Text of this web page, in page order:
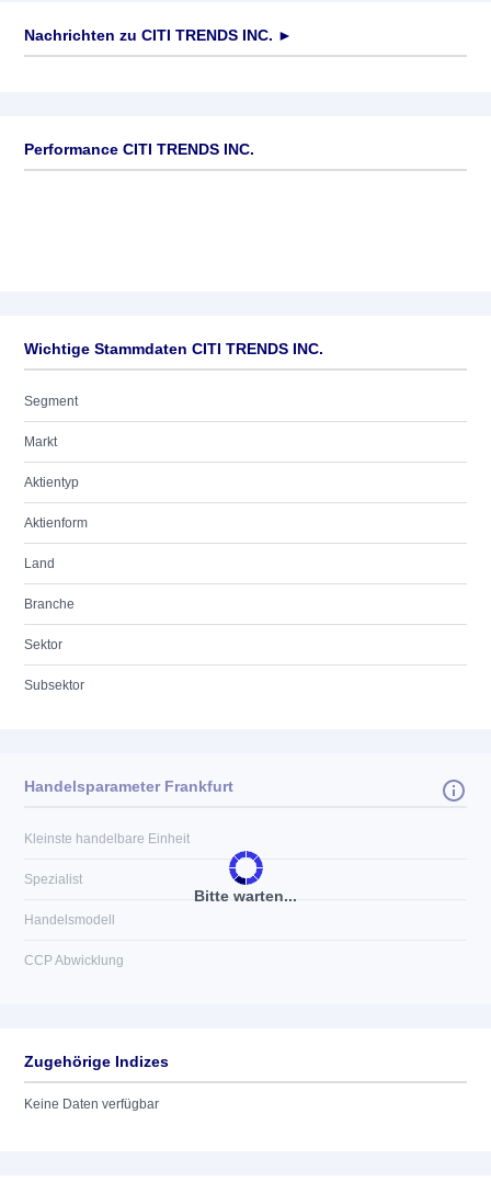
Nachrichten zu CITI TRENDS INC. ►
Performance CITI TRENDS INC.
Wichtige Stammdaten CITI TRENDS INC.
Segment
Markt
Aktientyp
Aktienform
Land
Branche
Sektor
Subsektor
Bitte warten...
Handelsparameter Frankfurt
Kleinste handelbare Einheit
Spezialist
Handelsmodell
CCP Abwicklung
Zugehörige Indizes
Keine Daten verfügbar